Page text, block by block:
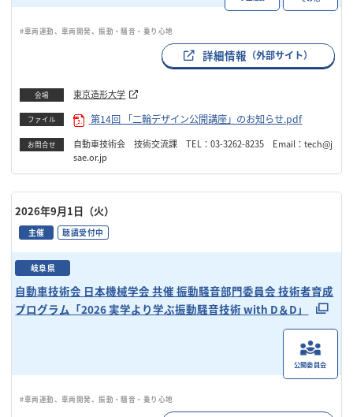
#車両運動、車両開発、振動・騒音・乗り心地
詳細情報 （外部サイト）
会場 東京造形大学
ファイル 第14回 「二輪デザイン公開講座」のお知らせ.pdf
お問合せ
自動車技術会 技術交流課 TEL：03-3262-8235 Email：tech@j
sae.or.jp
2026年9月1日（火）
主催 聴講受付中
岐阜県
自動車技術会 日本機械学会 共催 振動騒音部門委員会 技術者育成
プログラム「2026 実学より学ぶ振動騒音技術 with D＆D」
公開委員会
#車両運動、車両開発、振動・騒音・乗り心地